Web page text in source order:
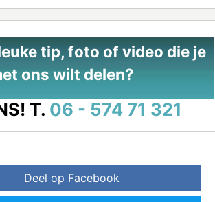
tip, foto of video die je
ons wilt delen?
T. 06 - 574 71 321
Deel op Facebook